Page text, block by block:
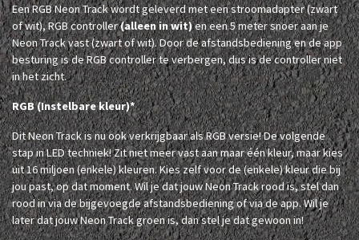
Een RGB Neon Track wordt geleverd met een stroomadapter (zwart
of wit), RGB controller(alleen in wit)en een 5 meter snoer aan je
Neon Track vast (zwart of wit). Door de afstandsbediening en de app
besturing is de RGB controller te verbergen, dus is de controller niet
in het zicht.
RGB (Instelbare kleur)*
Dit Neon Track is nu ook verkrijgbaar als RGB versie! De volgende
stap in LED techniek! Zit niet meer vast aan maar één kleur, maar kies
uit 16 miljoen (enkele) kleuren. Kies zelf voor de (enkele) kleur die bij
jou past, op dat moment. Wil je dat jouw Neon Track rood is, stel dan
rood in via de bijgevoegde afstandsbediening of via de app. Wil je
later dat jouw Neon Track groen is, dan stel je dat gewoon in!